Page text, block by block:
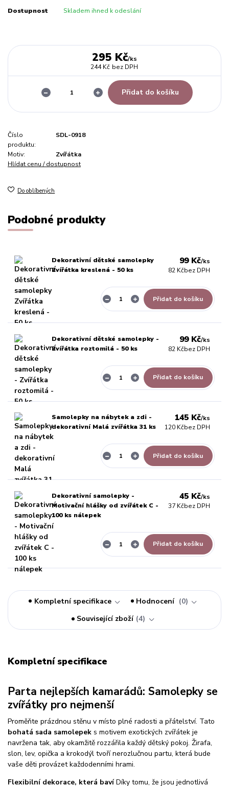
Dostupnost Skladem ihned k odeslání
295 Kč/ks
244 Kč bez DPH
Přidat do košíku
Číslo
produktu:
SDL-0918
Motiv:
Zvířátka
Hlídat cenu / dostupnost
Do oblíbených
Podobné produkty
Dekorativní dětské samolepky
Zvířátka kreslená - 50 ks
99 Kč/ks
82 Kčbez DPH
Přidat do košíku
Dekorativní dětské samolepky -
Zvířátka roztomilá - 50 ks
99 Kč/ks
82 Kčbez DPH
Přidat do košíku
Samolepky na nábytek a zdi -
dekorativní Malá zvířátka 31 ks
145 Kč/ks
120 Kčbez DPH
Přidat do košíku
Dekorativní samolepky -
Motivační hlášky od zvířátek C -
100 ks nálepek
45 Kč/ks
37 Kčbez DPH
Přidat do košíku
Kompletní specifikace Hodnocení
0
Související zboží 4
Kompletní specifikace
Parta nejlepších kamarádů: Samolepky se
zvířátky pro nejmenší
Proměňte prázdnou stěnu v místo plné radosti a přátelství. Tato
bohatá sada samolepek s motivem exotických zvířátek je
navržena tak, aby okamžitě rozzářila každý dětský pokoj. Žirafa,
slon, lev, opička a krokodýl tvoří nerozlučnou partu, která bude
vaše děti provázet každodenními hrami.
Flexibilní dekorace, která bavíDíky tomu, že jsou jednotlivá